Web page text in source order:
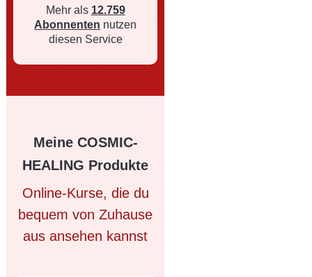
Mehr als 12.759
Abonnenten nutzen
diesen Service
Meine COSMIC-
HEALING Produkte
Online-Kurse, die du
bequem von Zuhause
aus ansehen kannst